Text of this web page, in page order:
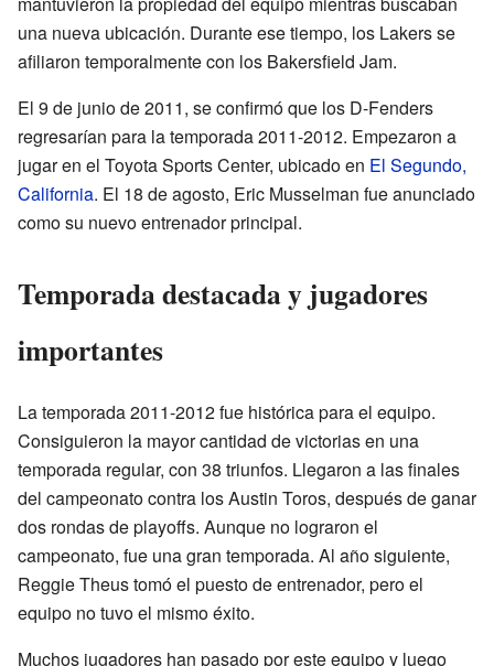
una nueva ubicación. Durante ese tiempo, los Lakers se
afiliaron temporalmente con los Bakersfield Jam.
El 9 de junio de 2011, se confirmó que los D-Fenders
regresarían para la temporada 2011-2012. Empezaron a
jugar en el Toyota Sports Center, ubicado en El Segundo,
California. El 18 de agosto, Eric Musselman fue anunciado
como su nuevo entrenador principal.
Temporada destacada y jugadores
importantes
La temporada 2011-2012 fue histórica para el equipo.
Consiguieron la mayor cantidad de victorias en una
temporada regular, con 38 triunfos. Llegaron a las finales
del campeonato contra los Austin Toros, después de ganar
dos rondas de playoffs. Aunque no lograron el
campeonato, fue una gran temporada. Al año siguiente,
Reggie Theus tomó el puesto de entrenador, pero el
equipo no tuvo el mismo éxito.
Muchos jugadores han pasado por este equipo y luego